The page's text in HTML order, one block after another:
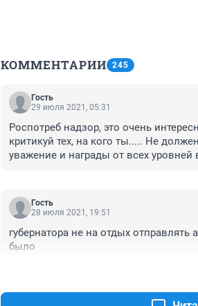
КОММЕНТАРИИ 245
Гость
29 июля 2021, 05:31
Роспотреб надзор, это очень
критикуй тех, на кого ты..... Не
уважение и награды от всех уровней
Гость
28 июля 2021, 19:51
губернатора не на отдых отправлять
было